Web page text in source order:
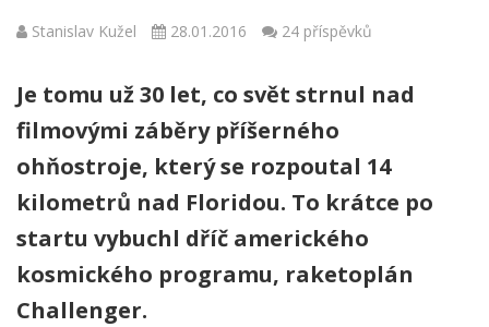
Stanislav Kužel 28.01.2016 24 příspěvků
Je tomu už 30 let, co svět strnul nad
filmovými záběry příšerného
ohňostroje, který se rozpoutal 14
kilometrů nad Floridou. To krátce po
startu vybuchl dříč amerického
kosmického programu, raketoplán
Challenger.